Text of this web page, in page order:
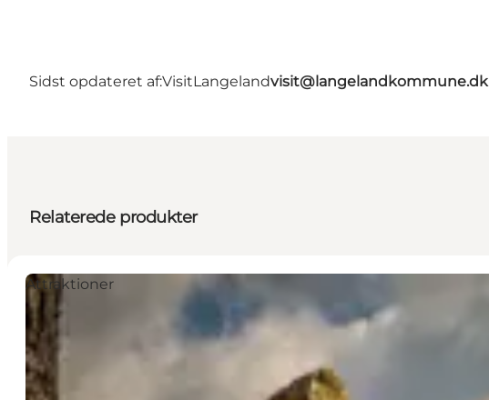
Sidst opdateret af:VisitLangelandvisit@langelandkommune.dk
Relaterede produkter
Attraktioner